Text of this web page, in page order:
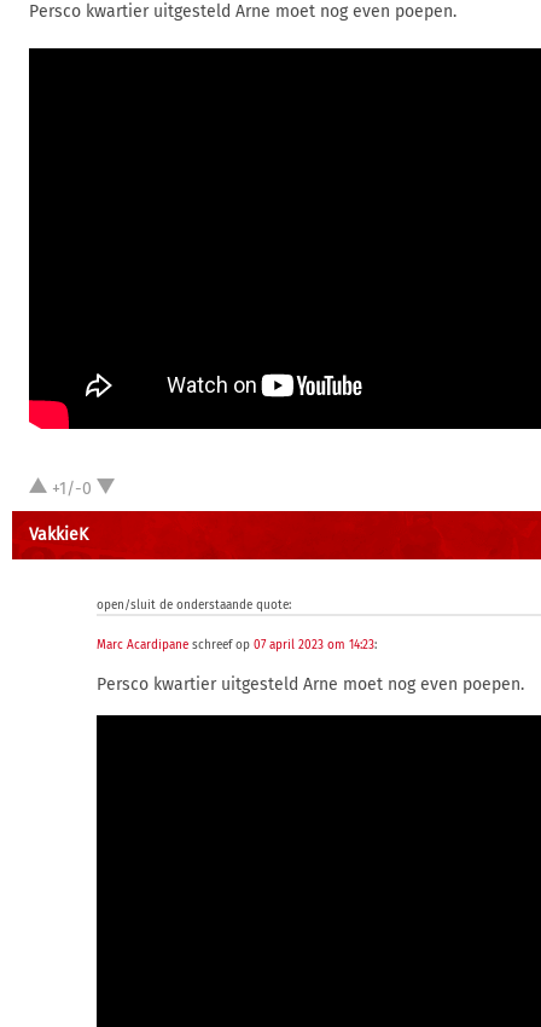
Persco kwartier uitgesteld Arne moet nog even poepen.
+1/-0
VakkieK
open/sluit de onderstaande quote:
Marc Acardipane schreef op 07 april 2023 om 14:23:
Persco kwartier uitgesteld Arne moet nog even poepen.